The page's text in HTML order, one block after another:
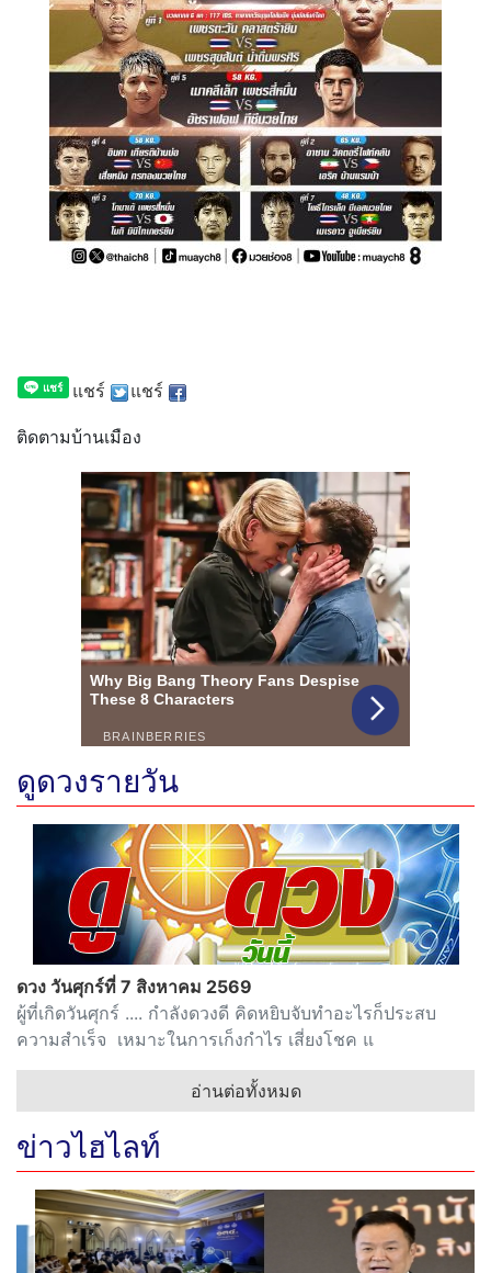
แชร์ แชร์
ติดตามบ้านเมือง
ดูดวงรายวัน
ดวง วันศุกร์ที่ 7 สิงหาคม 2569
ผู้ที่เกิดวันศุกร์ .... กำลังดวงดี คิดหยิบจับทำอะไรก็ประสบ
ความสำเร็จ เหมาะในการเก็งกำไร เสี่ยงโชค แ
อ่านต่อทั้งหมด
ข่าวไฮไลท์